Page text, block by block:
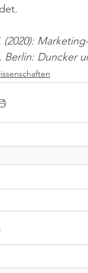
(2020):
Berlin: Duncker